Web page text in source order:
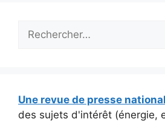
Rechercher :
Une revue de presse
des sujets d'intérêt (énergie,